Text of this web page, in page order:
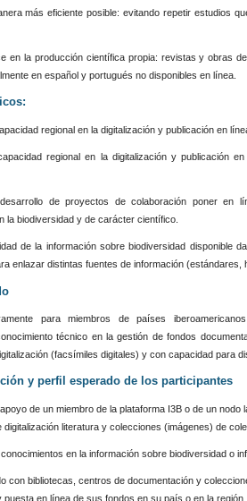
más eficiente posible: evitando repetir estudios
en la producción científica propia: revistas y obras
en español y portugués no disponibles en línea.
regional en la digitalización y publicación en
regional en la digitalización y publicación
de proyectos de colaboración poner en
la biodiversidad y de carácter científico.
de la información sobre biodiversidad disponible
enlazar distintas fuentes de información (estándares,
para miembros de países
técnico en la gestión de fondos
(facsímiles digitales) y con capacidad para
y perfil esperado de los participantes
de un miembro de la plataforma I3B o de un
digitalización literatura y colecciones (imágenes) de
en la información sobre biodiversidad o
con bibliotecas, centros de documentación y
puesta en línea de sus fondos en su país o en la región.